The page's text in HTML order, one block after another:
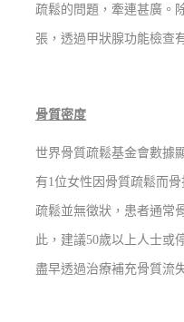
疏鬆的問題，牽連甚廣。
張，透過甲狀腺功能檢查
骨質密度
世界骨質疏鬆基金會數據
有1位女性因骨質疏鬆而
疏鬆並無徵狀，患者通常
此，建議50歲以上人士或
盡早透過治療補充骨質流